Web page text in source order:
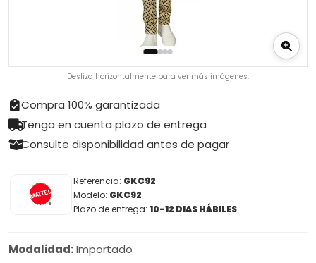
Desliza horizontalmente para ver más imágenes.
Compra 100% garantizada
Tenga en cuenta plazo de entrega
Consulte disponibilidad antes de pagar
Referencia: GKC92
Modelo: GKC92
Plazo de entrega: 10-12 DIAS HÁBILES
Modalidad:Importado